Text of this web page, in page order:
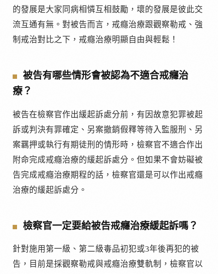
的發展是大家同病相憐互相鼓勵，壞的發展是彼此交
流互通有無。對被告而言，戒癮治療跟觀察勒戒、強
制戒治對比之下，戒癮治療明顯自由與輕鬆！
被告有哪些情形會被認為不適合戒癮治
療？
被告在檢察官作出緩起訴處分前，有因故意犯罪被起
訴或判決有罪確定、另案撤銷假釋等待入監服刑、另
案羈押或執行有期徒刑的情形時，檢察官不適合作出
附命完成戒癮治療的緩起訴處分。但如果不會妨礙被
告完成戒癮治療期程的話，檢察官還是可以作出戒癮
治療的緩起訴處分。
檢察官一定要給被告戒癮治療緩起訴嗎？
針對施用第一級、第二級毒品初犯或3年後再犯的被
告，目前是採觀察勒戒與戒癮治療雙軌制，檢察官以